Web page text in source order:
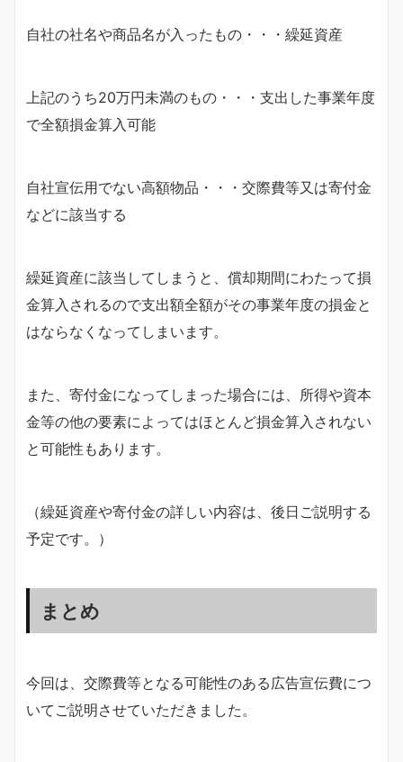
自社の社名や商品名が入ったもの・・・繰延資産
上記のうち20万円未満のもの・・・支出した事業年度
で全額損金算入可能
自社宣伝用でない高額物品・・・交際費等又は寄付金
などに該当する
繰延資産に該当してしまうと、償却期間にわたって損
金算入されるので支出額全額がその事業年度の損金と
はならなくなってしまいます。
また、寄付金になってしまった場合には、所得や資本
金等の他の要素によってはほとんど損金算入されない
と可能性もあります。
（繰延資産や寄付金の詳しい内容は、後日ご説明する
予定です。）
まとめ
今回は、交際費等となる可能性のある広告宣伝費につ
いてご説明させていただきました。